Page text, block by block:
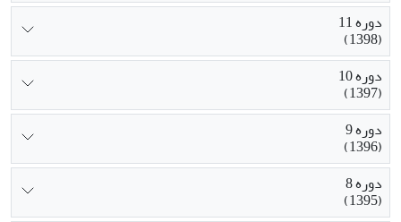
دوره 11
(1398)
دوره 10
(1397)
دوره 9
(1396)
دوره 8
(1395)